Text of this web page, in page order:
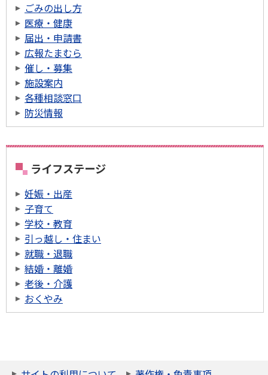
ごみの出し方
医療・健康
届出・申請書
広報たまむら
催し・募集
施設案内
各種相談窓口
防災情報
ライフステージ
妊娠・出産
子育て
学校・教育
引っ越し・住まい
就職・退職
結婚・離婚
老後・介護
おくやみ